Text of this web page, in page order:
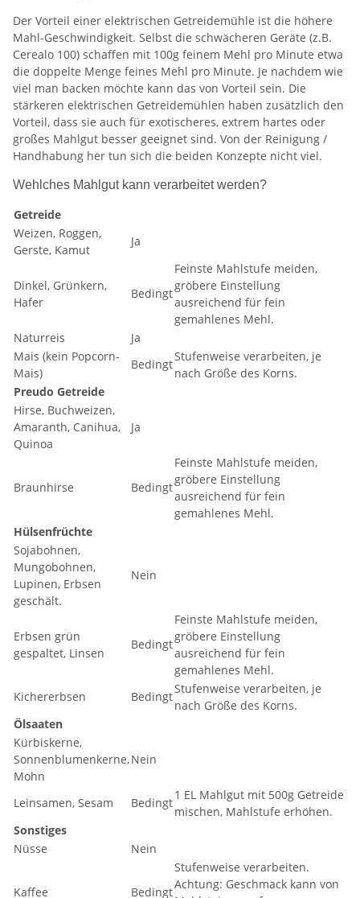
Der Vorteil einer elektrischen Getreidemühle ist die höhere
Mahl-Geschwindigkeit. Selbst die schwächeren Geräte (z.B.
Cerealo 100) schaffen mit 100g feinem Mehl pro Minute etwa
die doppelte Menge feines Mehl pro Minute. Je nachdem wie
viel man backen möchte kann das von Vorteil sein. Die
stärkeren elektrischen Getreidemühlen haben zusätzlich den
Vorteil, dass sie auch für exotischeres, extrem hartes oder
großes Mahlgut besser geeignet sind. Von der Reinigung /
Handhabung her tun sich die beiden Konzepte nicht viel.
Wehlches Mahlgut kann verarbeitet werden?
Getreide
Weizen, Roggen,
Gerste, Kamut
Ja
Dinkel, Grünkern,
Hafer
Bedingt
Feinste Mahlstufe meiden,
gröbere Einstellung
ausreichend für fein
gemahlenes Mehl.
Naturreis
Ja
Mais (kein Popcorn-
Mais)
Bedingt
Stufenweise verarbeiten, je
nach Größe des Korns.
Preudo Getreide
Hirse, Buchweizen,
Amaranth, Canihua,
Quinoa
Ja
Braunhirse Bedingt
Feinste Mahlstufe meiden,
gröbere Einstellung
ausreichend für fein
gemahlenes Mehl.
Hülsenfrüchte
Sojabohnen,
Mungobohnen,
Lupinen, Erbsen
geschält.
Nein
Erbsen grün
gespaltet, Linsen
Bedingt
Feinste Mahlstufe meiden,
gröbere Einstellung
ausreichend für fein
gemahlenes Mehl.
Kichererbsen
Bedingt
Stufenweise verarbeiten, je
nach Größe des Korns.
Ölsaaten
Kürbiskerne,
Sonnenblumenkerne,
Mohn
Nein
Leinsamen, Sesam Bedingt
1 EL Mahlgut mit 500g Getreide
mischen, Mahlstufe erhöhen.
Sonstiges
Nüsse
Nein
Kaffee Bedingt
Stufenweise verarbeiten.
Achtung: Geschmack kann von